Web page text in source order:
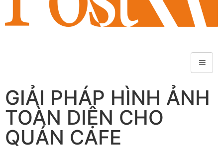
GIẢI PHÁP HÌNH ẢNH
TOÀN DIỆN CHO
QUÁN CAFE